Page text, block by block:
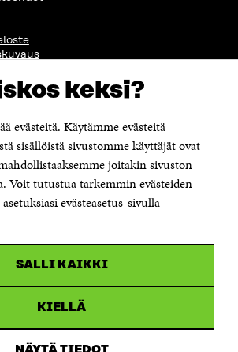
keksi?
evästeitä. Käytämme evästeitä
sisällöistä sivustomme käyttäjät ovat
joitakin sivuston
Voit tutustua tarkemmin evästeiden
evästeasetus-sivulla
SALLI KAIKKI
KIELLÄ
juhlarahasto Sitra
PL 160,
618 991
tai sitra@sitra.fi
SOMEISSA